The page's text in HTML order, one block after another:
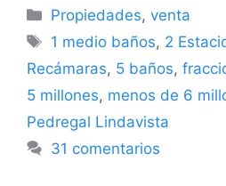
Propiedades,venta
1 medio baños, 2
Recámaras, 5 baños,
5 millones, menos de 6
Pedregal Lindavista
31 comentarios